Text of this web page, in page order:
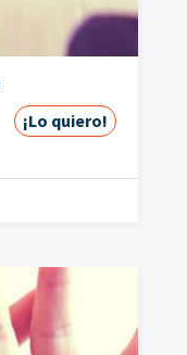
¡Lo quiero!